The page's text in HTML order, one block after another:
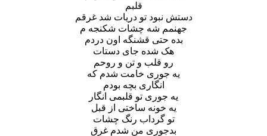
دستش نبود تو دریات شد غرقم
جهنمم شه چشات شکنجه م
بده حتی قشنگه اون دردم
هک شده جای دستات
رو قلب و تن و روحم
یه جوری خامت شدم که
انگاری بچه بودم
یه جوری تو قلبمی انگار
یه خونه ساختی از قبل
تو گرداب رنگ چشات
بدجوری من شدم غرق